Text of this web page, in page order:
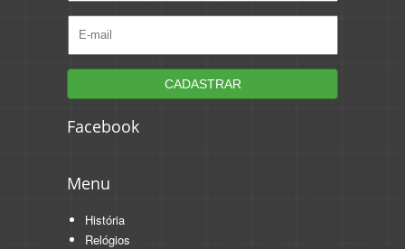
Facebook
Menu
História
Relógios